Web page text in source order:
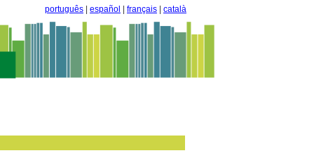
português español français català